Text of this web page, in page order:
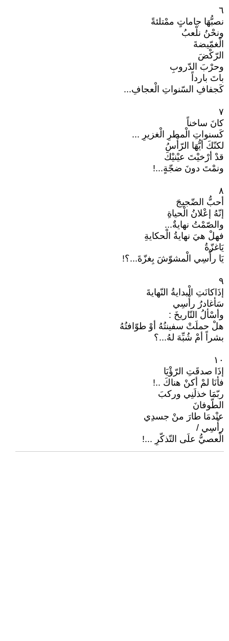
٦
نصبُّهَا جاماتٍ ممْتلئةً
ونحْنُ نلْعبُ
الْغمّيضةَ
الرّكْضَ
وحرْبَ الدّروبِ
باتَ بارداً
كَجفافِ السّنواتِ الْعجافِ...
٧
كانَ ساخناً
كَسنواتِ الْمطرِ الْغزيرِ ...
لكنّكَ أيُّهَا الرّأْسُ
قدْ أرْخيْتَ عيْنيْكَ
ونمْتَ دونَ ضجّةٍ...!
٨
أحبُّ الضّجيجَ
إنّهُ إعْلانُ الْحياةِ
والصّمْتُ نهايةٌ...
فهلْ هيَ نهايةُ الْحكايةِ
يَاغزّةُ
يَا رأْسِي الْمشوّشَ بِغزّةَ...؟!
٩
إذَاكانَتِ الْبدايةُ النّهايةَ
سَأغادرُ رأْسِي
وأسْألُ التّاريخَ :
هلْ حملَتْ سفينتُهُ أوْ طوّافتُهُ
بشراً أمْ شُبِّهَ لهُ...؟
١٠
إذَا صدقَتِ الرّؤْيَا
فأنَا لمْ أكنْ هناكَ ..!
ربّمَا خذلَنِي وركبَ
الطّوفانَ
عنْدمَا طارَ منْ جسدِي
رأْسِي /
الْعصيُّ علَى التّذكّرِ ...!